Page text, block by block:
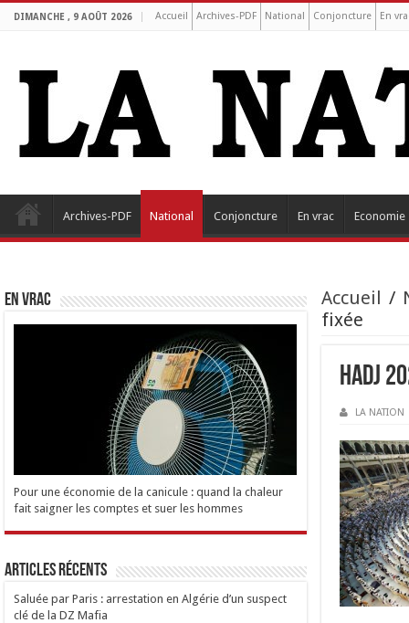
DIMANCHE , 9 AOÛT 2026 Accueil Archives-PDF National Conjoncture En
Archives-PDF National Conjoncture En vrac Economie
Accueil /
fixée
Hadj
LA NATION
EN VRAC
Pour une économie de la canicule : quand la chaleur
fait saigner les comptes et suer les hommes
Articles Récents
Saluée par Paris : arrestation en Algérie d’un suspect
clé de la DZ Mafia